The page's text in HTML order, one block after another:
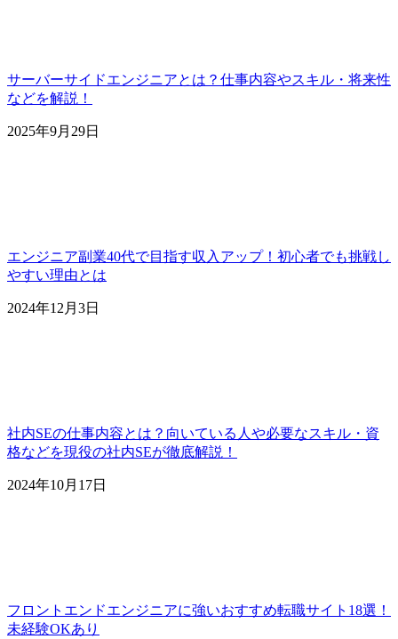
サーバーサイドエンジニアとは？仕事内容やスキル・将来性
などを解説！
2025年9月29日
エンジニア副業40代で目指す収入アップ！初心者でも挑戦し
やすい理由とは
2024年12月3日
社内SEの仕事内容とは？向いている人や必要なスキル・資
格などを現役の社内SEが徹底解説！
2024年10月17日
フロントエンドエンジニアに強いおすすめ転職サイト18選！
未経験OKあり